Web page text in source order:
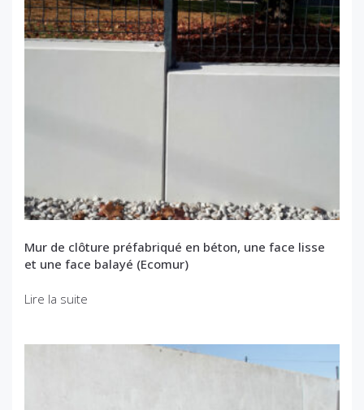
Mur de clôture préfabriqué en béton, une face lisse
et une face balayé (Ecomur)
Lire la suite